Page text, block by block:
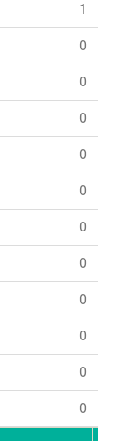
1
0
0
0
0
0
0
0
0
0
0
0